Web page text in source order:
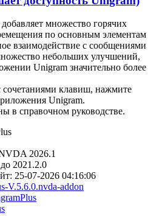
множество горячих
по основным элементам
взаимодействие с сообщениями
небольших улучшений,
Unigram значительно более
сочетаниями клавиш, нажмите
Unigram.
в справочном руководстве.
2026.1
2021.2.0
25-07-2026 04:16:06
V.5.6.0.nvda-addon